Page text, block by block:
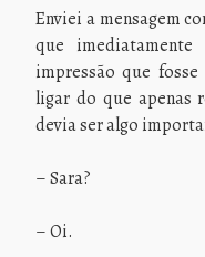
Enviei a mensagem
que
impressão que
ligar do que apenas
devia ser algo
– Sara?
– Oi.